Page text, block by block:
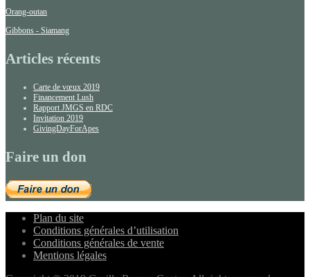
Orang-outan
Gibbons - Siamang
Articles récents
Carte de vœux 2019
Financement Lush
Rapport JMGS en RDC
Invitation 2019
GivingDayForApes
Faire un don
Plan du site
Conditions générales d’utilisation
Conditions générales de vente
Mentions légales